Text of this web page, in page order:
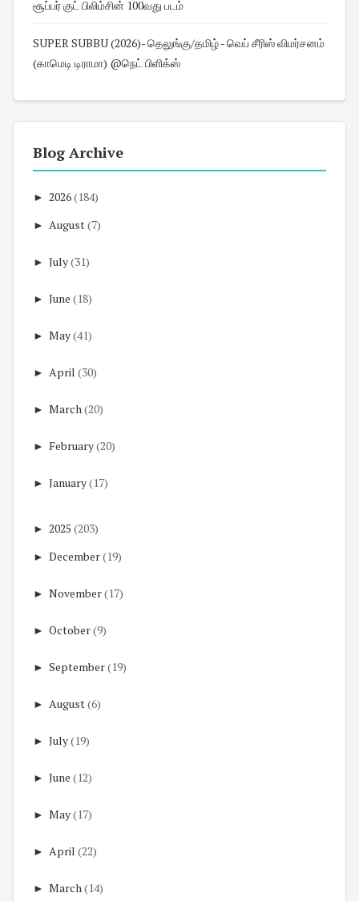
சூப்பர் குட் பிலிம்சின் 100வது படம்
SUPER SUBBU (2026)- தெலுங்கு/தமிழ் - வெப் சீரிஸ் விமர்சனம்
(காமெடி டிராமா) @நெட் பிளிக்ஸ்
Blog Archive
► 2026(184)
► August(7)
► July(31)
► June (18)
► May(41)
► April (30)
► March(20)
► February(20)
► January(17)
► 2025 (203)
► December(19)
► November(17)
► October(9)
► September(19)
► August(6)
► July(19)
► June (12)
► May(17)
► April (22)
► March(14)